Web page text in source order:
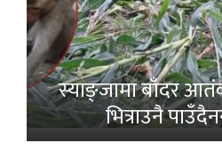
स्याङ्जामा बाँदर
भित्राउनै